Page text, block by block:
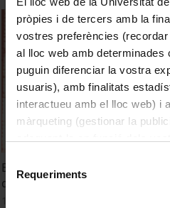
pròpies i de tercers amb la
vostres preferències
al lloc web amb determinades
puguin diferenciar la vostra
usuaris), amb finalitats
interactueu amb el lloc web) i
màrqueting (gestionar la
consultar laPolítica de
Requeriments
Bru Cormand, cap del Grup de
del Departament de Genètica